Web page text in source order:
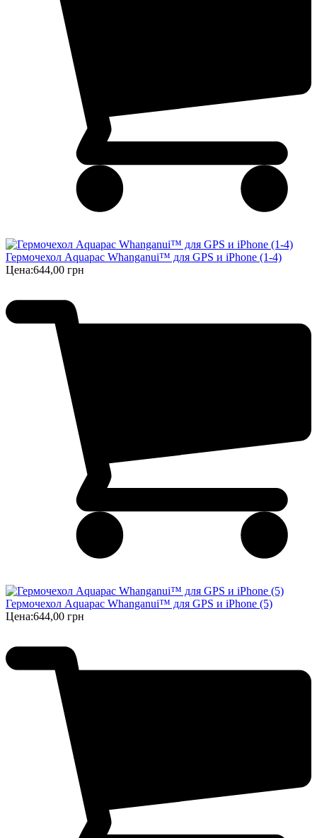
Гермочехол Aquapac Whanganui™ для GPS и iPhone (1-4)
Цена:644,00 грн
Гермочехол Aquapac Whanganui™ для GPS и iPhone (5)
Цена:644,00 грн